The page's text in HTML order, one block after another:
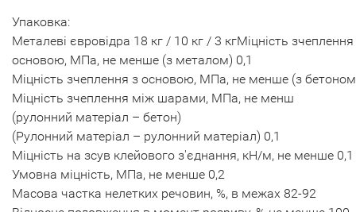
Упаковка:
Металеві євровідра 18 кг / 10 кг / 3 кгМіцність зчеплення
основою, МПа, не менше (з металом) 0,1
Міцність зчеплення з основою, МПа, не менше (з
Міцність зчеплення між шарами, МПа, не менш
(рулонний матеріал – бетон)
(Рулонний матеріал – рулонний матеріал) 0,1
Міцність на зсув клейового з'єднання, кН/м, не менше 0,1
Умовна міцність, МПа, не менше 0,2
Масова частка нелетких речовин, %, в межах 82-92